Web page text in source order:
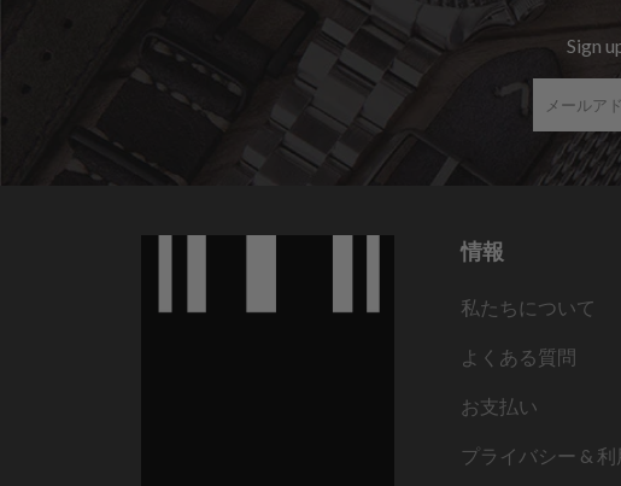
Sign
情報
私たちについて
よくある質問
お支払い
プライバシー &